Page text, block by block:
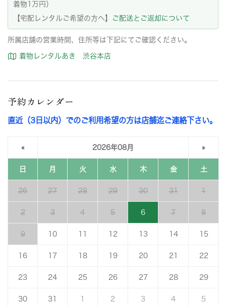
着物1万円）
【宅配レンタルご希望の方へ】
ご配送とご返却について
所属店舗の営業時間、住所等は下記にてご確認ください。
着物レンタルあき 渋谷本店
予約カレンダー
直近（3日以内）でのご利用希望の方は店舗迄ご連絡下さい。
« 2026年08月 »
日 月 火 水 木 金 土
26 27 28 29 30 31 1
2 3 4 5 6 7 8
9 10 12 13 14 15
16 17 18 19 20 21 22
23 24 25 26 27 28 29
30 31 2 3 4 5